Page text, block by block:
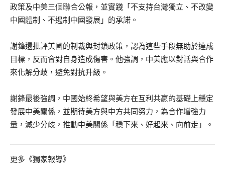
政策及中美三個聯合公報，並實踐「不支持台灣獨立、不改變
中國體制、不遏制中國發展」的承諾。
謝鋒還批評美國的制裁與封鎖政策，認為這些手段無助於達成
目標，反而會對自身造成傷害。他強調，中美應以對話與合作
來化解分歧，避免對抗升級。
謝鋒最後強調，中國始終希望與美方在互利共贏的基礎上穩定
發展中美關係，並期待美方與中方共同努力，為合作增強力
量，減少分歧，推動中美關係「穩下來、好起來、向前走」。
更多《獨家報導》